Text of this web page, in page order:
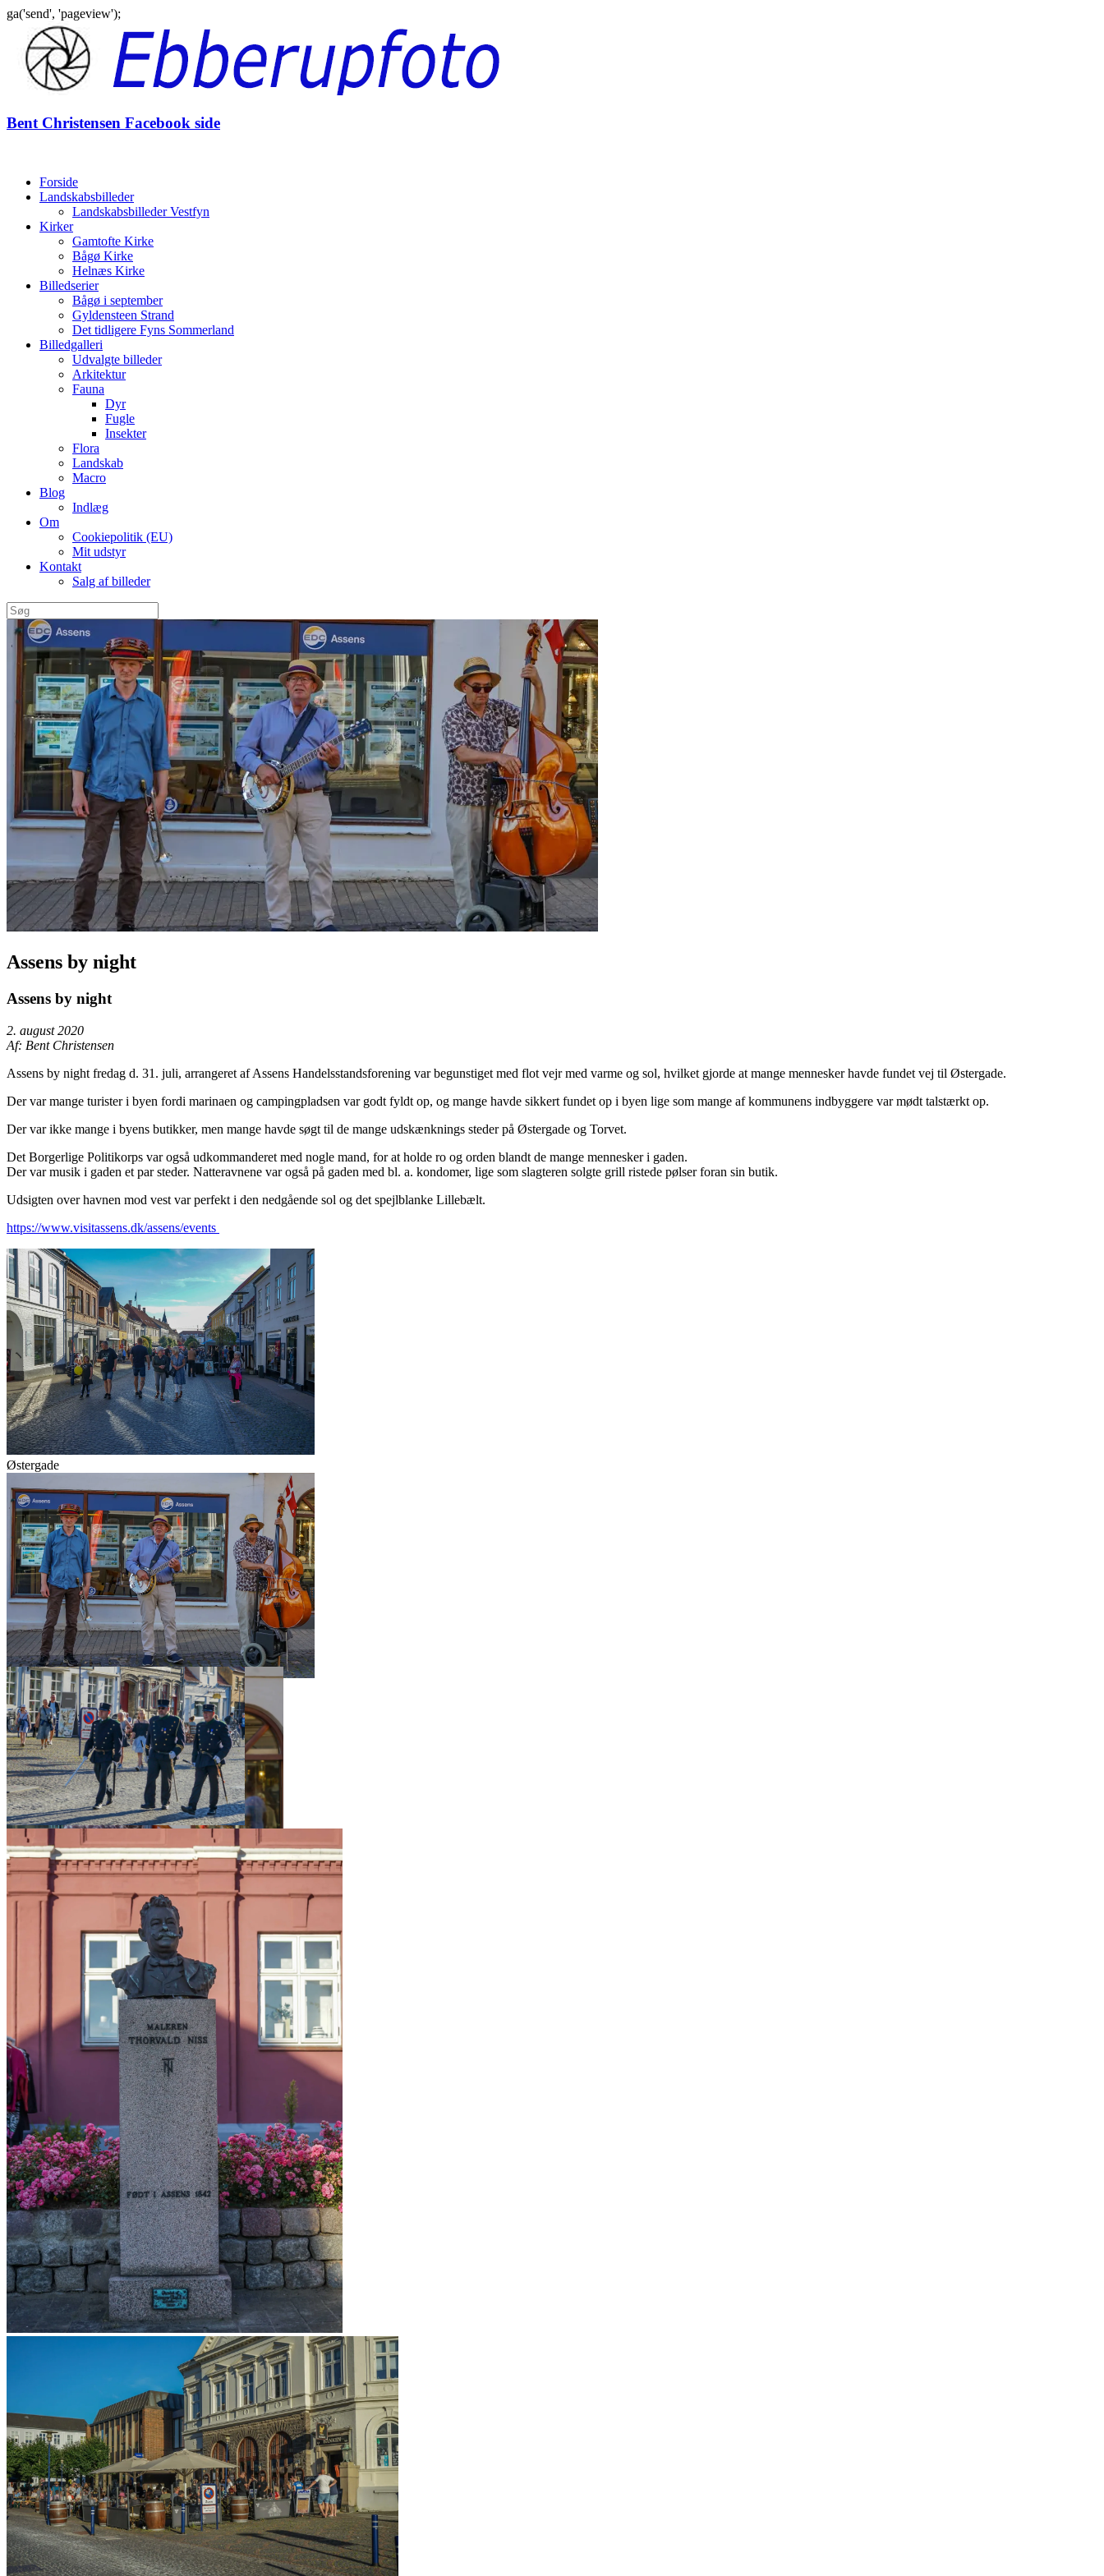
ga('send', 'pageview');
indhold
Bent Christensen Facebook side
Forside
Landskabsbilleder
Landskabsbilleder Vestfyn
Kirker
Gamtofte Kirke
Bågø Kirke
Helnæs Kirke
Billedserier
Bågø i september
Gyldensteen Strand
Det tidligere Fyns Sommerland
Billedgalleri
Udvalgte billeder
Arkitektur
Fauna
Dyr
Fugle
Insekter
Flora
Landskab
Macro
Blog
Indlæg
Om
Cookiepolitik (EU)
Mit udstyr
Kontakt
Salg af billeder
Søg
efter:
Assens by night
Assens by night
2. august 2020
Af: Bent Christensen
Assens by night fredag d. 31. juli, arrangeret af Assens Handelsstandsforening var begunstiget med flot vejr med varme og sol, hvilket gjorde at mange mennesker havde fundet vej til Østergade.
Der var mange turister i byen fordi marinaen og campingpladsen var godt fyldt op, og mange havde sikkert fundet op i byen lige som mange af kommunens indbyggere var mødt talstærkt op.
Der var ikke mange i byens butikker, men mange havde søgt til de mange udskænknings steder på Østergade og Torvet.
Det Borgerlige Politikorps var også udkommanderet med nogle mand, for at holde ro og orden blandt de mange mennesker i gaden.
Der var musik i gaden et par steder. Natteravnene var også på gaden med bl. a. kondomer, lige som slagteren solgte grill ristede pølser foran sin butik.
Udsigten over havnen mod vest var perfekt i den nedgående sol og det spejlblanke Lillebælt.
https://www.visitassens.dk/assens/events
Østergade
Musikere
Basspiller
Assens Borgerlige Politikorps
Postgården
Motorbåd i modlys